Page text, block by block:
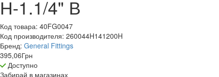
Н-1.1/4" В
Код товара: 40FG0047
Код производителя: 260044H141200H
Бренд: General Fittings
395,06Грн
Доступно
Забирай в магазинах